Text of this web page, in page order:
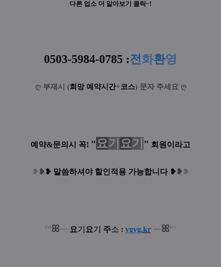
다른 업소 더 알아보기 클릭~!
0503-5984-0785 :전화환영
ღ 부재시 (희망 예약시간+코스) 문자 주세요 ღ
예약&문의시 꼭! "요기 요기 " 회원이라고
❥ ❥❥ 말씀하셔야 할인적용 가능합니다 ❥❥ ❥
°°ꕤ┈ 요기 요기 주소 : ygyg.kr ┈ꕤ°°